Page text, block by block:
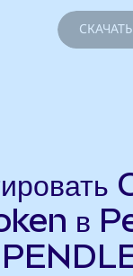
СКАЧАТЬ
в